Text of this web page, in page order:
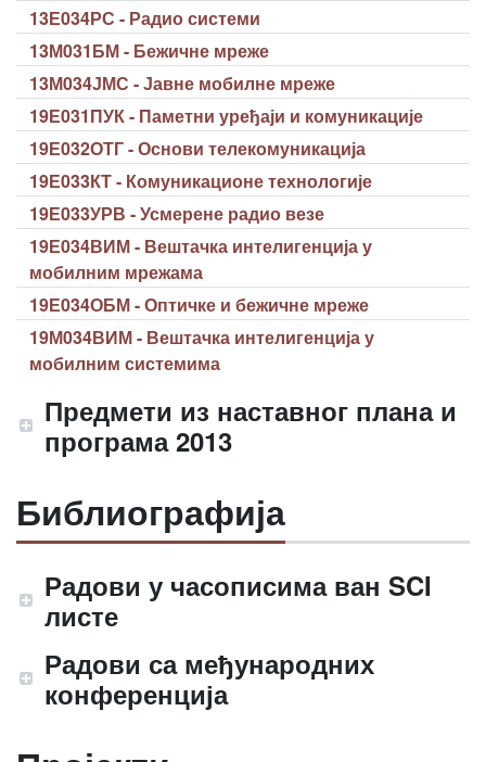
13Е034РС - Радио системи
13М031БМ - Бежичне мреже
13М034ЈМС - Јавне мобилне мреже
19Е031ПУК - Паметни уређаји и комуникације
19Е032ОТГ - Основи телекомуникација
19Е033КТ - Комуникационе технологије
19Е033УРВ - Усмерене радио везе
19Е034ВИМ - Вештачка интелигенција у
мобилним мрежама
19Е034ОБМ - Оптичке и бежичне мреже
19М034ВИМ - Вештачка интелигенција у
мобилним системима
Предмети из наставног плана и
програма 2013
Библиографија
Радови у часописима ван SCI
листе
Радови са међународних
конференција